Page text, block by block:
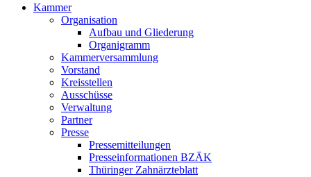
Kammer
Organisation
Aufbau und Gliederung
Organigramm
Kammerversammlung
Vorstand
Kreisstellen
Ausschüsse
Verwaltung
Partner
Presse
Pressemitteilungen
Presseinformationen BZÄK
Thüringer Zahnärzteblatt